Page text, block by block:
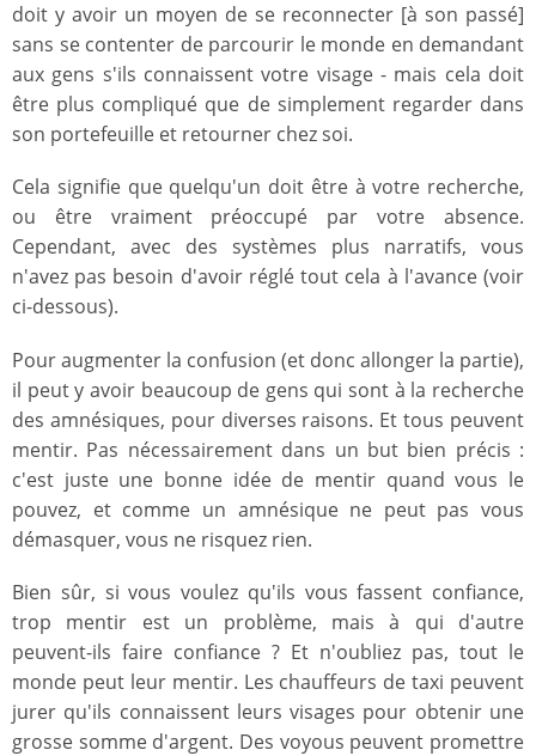
doit y avoir un moyen de se reconnecter [à son passé]
sans se contenter de parcourir le monde en demandant
aux gens s'ils connaissent votre visage - mais cela doit
être plus compliqué que de simplement regarder dans
son portefeuille et retourner chez soi.
Cela signifie que quelqu'un doit être à votre recherche,
ou être vraiment préoccupé par votre absence.
Cependant, avec des systèmes plus narratifs, vous
n'avez pas besoin d'avoir réglé tout cela à l'avance (voir
ci-dessous).
Pour augmenter la confusion (et donc allonger la partie),
il peut y avoir beaucoup de gens qui sont à la recherche
des amnésiques, pour diverses raisons. Et tous peuvent
mentir. Pas nécessairement dans un but bien précis :
c'est juste une bonne idée de mentir quand vous le
pouvez, et comme un amnésique ne peut pas vous
démasquer, vous ne risquez rien.
Bien sûr, si vous voulez qu'ils vous fassent confiance,
trop mentir est un problème, mais à qui d'autre
peuvent-ils faire confiance ? Et n'oubliez pas, tout le
monde peut leur mentir. Les chauffeurs de taxi peuvent
jurer qu'ils connaissent leurs visages pour obtenir une
grosse somme d'argent. Des voyous peuvent promettre